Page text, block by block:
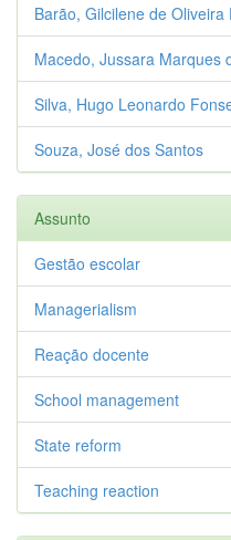
Barão, Gilcilene de Oliveira
Macedo, Jussara Marques
Silva, Hugo Leonardo
Souza, José dos Santos
Assunto
Gestão escolar
Managerialism
Reação docente
School management
State reform
Teaching reaction